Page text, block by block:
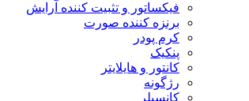
فیکساتور و تثبیت کننده آرایش
برنزه کننده صورت
کرم پودر
پنکیک
کانتور و هایلایتر
رژگونه
کانسیلر